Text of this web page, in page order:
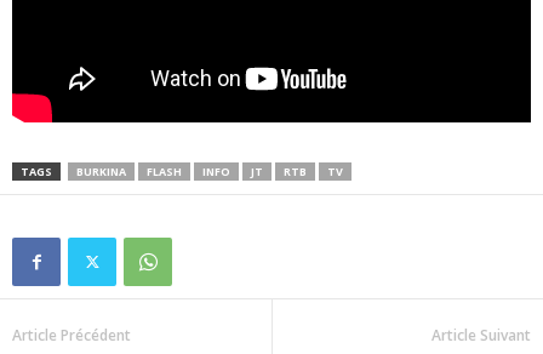
TAGS BURKINA FLASH INFO JT RTB TV
Article Précédent Article Suivant